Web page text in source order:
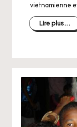
vietnamienne
Lire plus...